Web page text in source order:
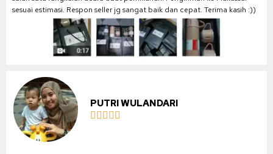
sesuai estimasi. Respon seller jg sangat baik dan cepat. Terima kasih :))
PUTRI WULANDARI
    